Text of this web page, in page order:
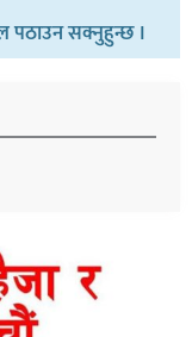
सक्नुहुन्छ ।